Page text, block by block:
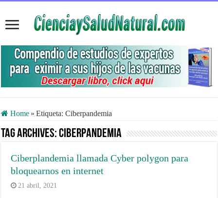
Home » Etiqueta:Ciberpandemia
Tag Archives:Ciberpandemia
Ciberplandemia llamada Cyber polygon para
bloquearnos en internet
21 abril, 2021